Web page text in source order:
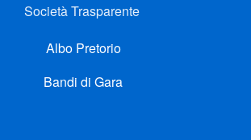
Società Trasparente
Albo Pretorio
Bandi di Gara